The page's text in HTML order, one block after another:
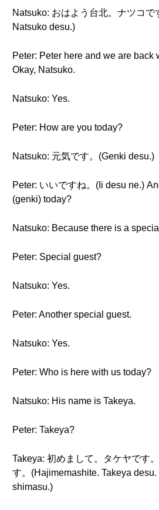
Natsuko: おはよう台北。ナツコで
Natsuko desu.)
Peter: Peter here and we are back
Okay, Natsuko.
Natsuko: Yes.
Peter: How are you today?
Natsuko: 元気です。(Genki desu.)
Peter: いいですね。(Ii desu ne.)
(genki) today?
Natsuko: Because there is a
Peter: Special guest?
Natsuko: Yes.
Peter: Another special guest.
Natsuko: Yes.
Peter: Who is here with us today?
Natsuko: His name is Takeya.
Peter: Takeya?
Takeya: 初めまして。タケヤです
す。(Hajimemashite. Takeya
shimasu.)